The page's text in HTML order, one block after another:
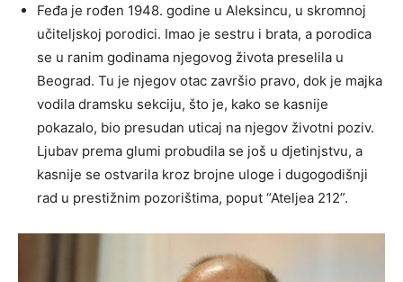
Feđa je rođen 1948. godine u Aleksincu, u skromnoj
učiteljskoj porodici. Imao je sestru i brata, a porodica
se u ranim godinama njegovog života preselila u
Beograd. Tu je njegov otac završio pravo, dok je majka
vodila dramsku sekciju, što je, kako se kasnije
pokazalo, bio presudan uticaj na njegov životni poziv.
Ljubav prema glumi probudila se još u djetinjstvu, a
kasnije se ostvarila kroz brojne uloge i dugogodišnji
rad u prestižnim pozorištima, poput “Ateljea 212”.